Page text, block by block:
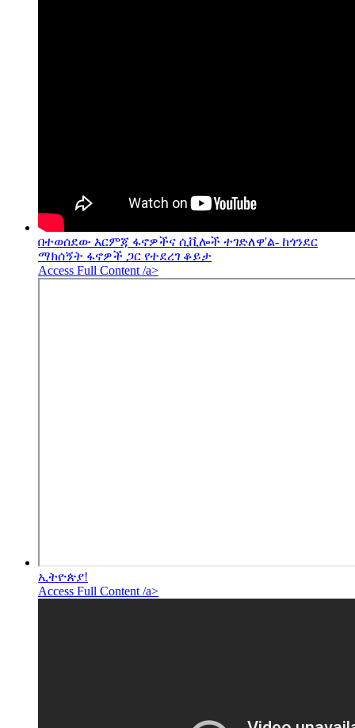
በተወሰደው እርምጃ ፋኖዎችና ሲቪሎች ተገድለዋ'ል- ከጎንደር
ማክሰኝት ፋኖዎች ጋር የተደረገ ቆይታ
Access Full Content /a>
ኢትዮጵያ!
Access Full Content /a>